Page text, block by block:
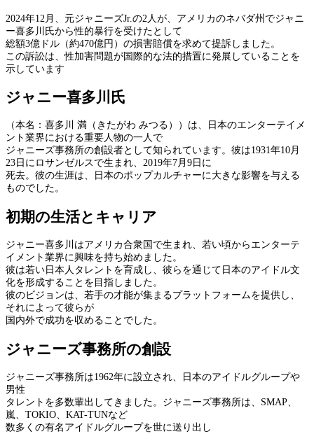
2024年12月、元ジャニーズJr.の2人が、アメリカのネバダ州でジャニ
ー喜多川氏から性的暴行を受けたとして
総額3億ドル（約470億円）の損害賠償を求めて提訴しました。
この訴訟は、性加害問題が国際的な法的措置に発展していることを
示しています
ジャニー喜多川氏
（本名：喜多川 満（きたがわ みつる））は、日本のエンターテイメ
ント業界における重要人物の一人で
ジャニーズ事務所の創設者として知られています。彼は1931年10月
23日にロサンゼルスで生まれ、2019年7月9日に
死去。彼の生涯は、日本のポップカルチャーに大きな影響を与える
ものでした。
初期の生活とキャリア
ジャニー喜多川はアメリカ合衆国で生まれ、若い頃からエンターテ
イメント業界に興味を持ち始めました。
彼は若い日本人タレントを育成し、彼らを通じて日本のアイドル文
化を形成することを目指しました。
彼のビジョンは、若手の才能が集まるプラットフォームを提供し、
それによって彼らが
国内外で成功を収めることでした。
ジャニーズ事務所の創設
ジャニーズ事務所は1962年に設立され、日本のアイドルグループや
男性
タレントを多数輩出してきました。ジャニーズ事務所は、SMAP、
嵐、TOKIO、KAT-TUNなど
数多くの有名アイドルグループを世に送り出し